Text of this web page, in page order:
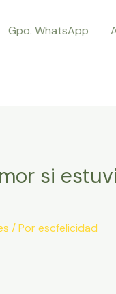
Gpo. WhatsApp
si
/ Porescfelicidad